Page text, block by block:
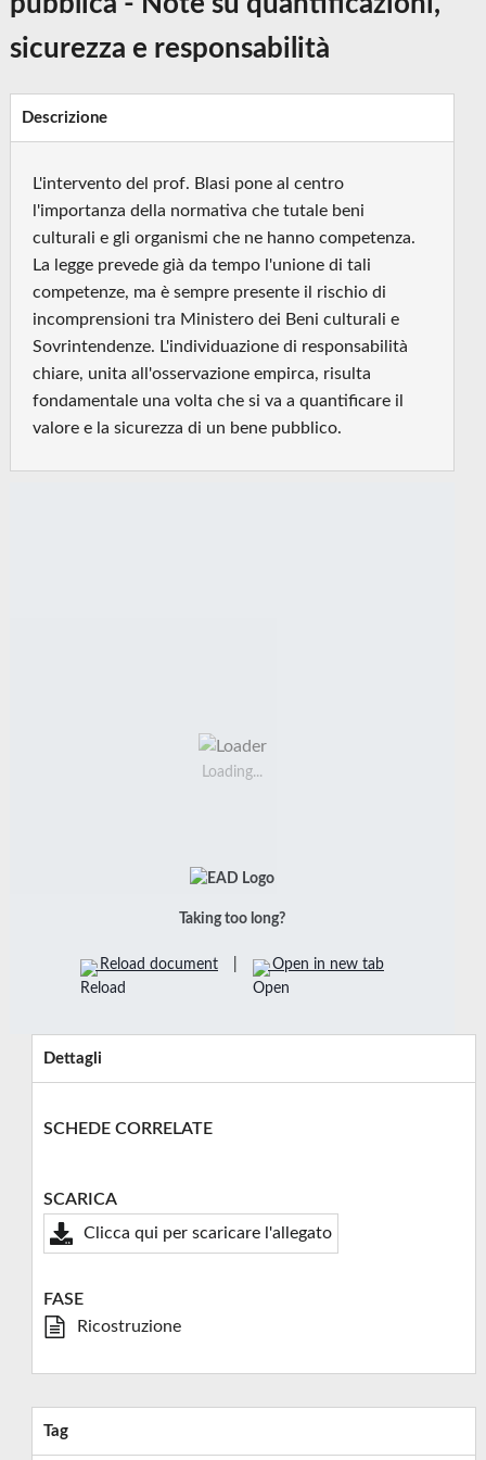
sicurezza e responsabilità
Descrizione
L'intervento del prof. Blasi pone al centro
l'importanza della normativa che tutale beni
culturali e gli organismi che ne hanno competenza.
La legge prevede già da tempo l'unione di tali
competenze, ma è sempre presente il rischio di
incomprensioni tra Ministero dei Beni culturali e
Sovrintendenze. L'individuazione di responsabilità
chiare, unita all'osservazione empirca, risulta
fondamentale una volta che si va a quantificare il
valore e la sicurezza di un bene pubblico.
Loading...
Taking too long?
Reload document Open in new tab
Dettagli
SCHEDE CORRELATE
SCARICA
Clicca qui per scaricare l'allegato
FASE
Ricostruzione
Tag